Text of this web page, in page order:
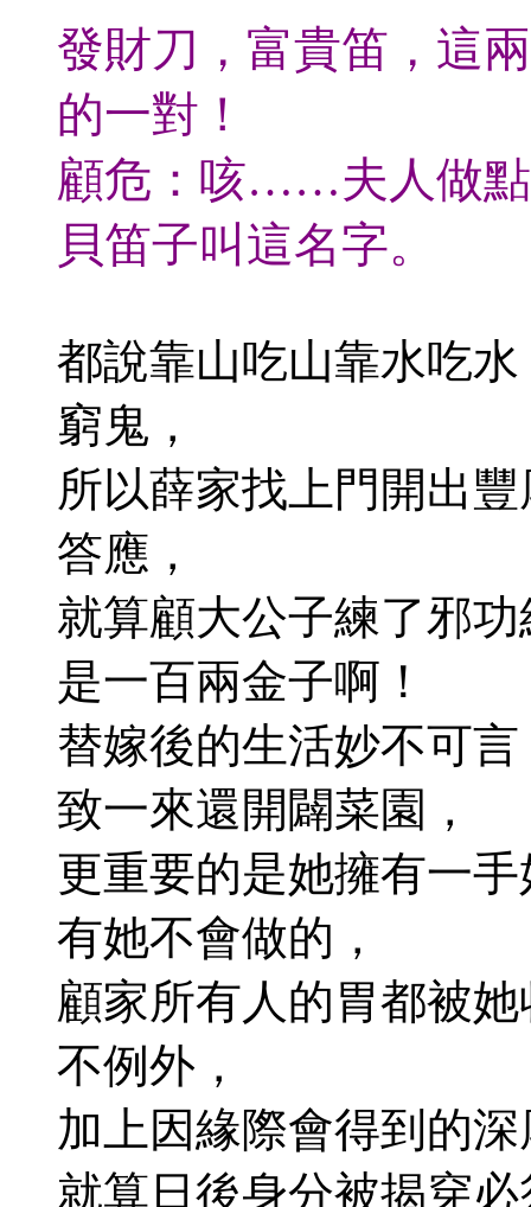
發財刀，富貴笛，這
的一對！
顧危：咳……夫人做點
貝笛子叫這名字。
都說靠山吃山靠水吃
窮鬼，
所以薛家找上門開出
答應，
就算顧大公子練了邪
是一百兩金子啊！
替嫁後的生活妙不可
致一來還開闢菜園，
更重要的是她擁有一
有她不會做的，
顧家所有人的胃都被
不例外，
加上因緣際會得到的
就算日後身分被揭穿